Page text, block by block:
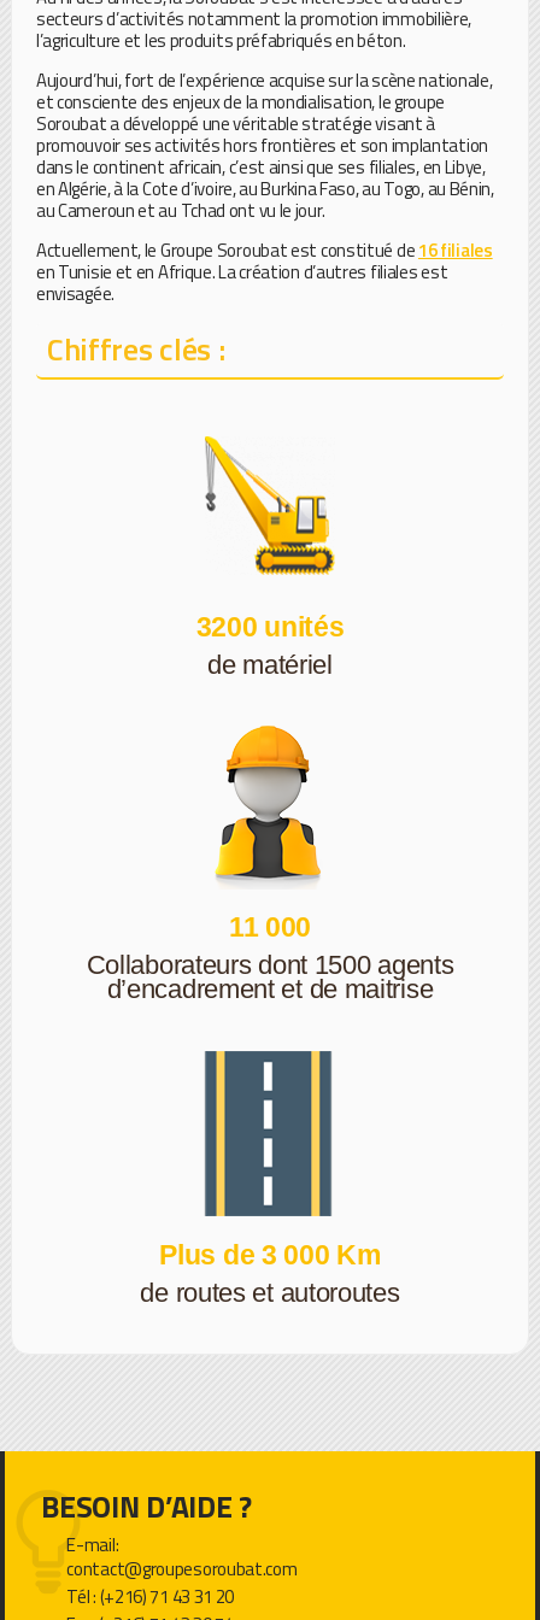
secteurs d’activités notamment la promotion immobilière,
l’agriculture et les produits préfabriqués en béton.
Aujourd’hui, fort de l’expérience acquise sur la scène nationale,
et consciente des enjeux de la mondialisation, le groupe
Soroubat a développé une véritable stratégie visant à
promouvoir ses activités hors frontières et son implantation
dans le continent africain, c’est ainsi que ses filiales, en Libye,
en Algérie, à la Cote d’ivoire, au Burkina Faso, au Togo, au Bénin,
au Cameroun et au Tchad ont vu le jour.
Actuellement, le Groupe Soroubat est constitué de16 filiales
en Tunisie et en Afrique. La création d’autres filiales est
envisagée.
Chiffres clés :
3200 unités
de matériel
11 000
Collaborateurs dont 1500 agents
d’encadrement et de maitrise
Plus de 3 000 Km
de routes et autoroutes
BESOIN D’AIDE ?
E-mail:
contact@groupesoroubat.com
Tél : (+216) 71 43 31 20